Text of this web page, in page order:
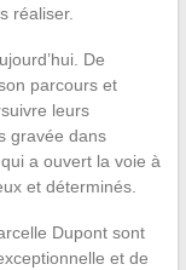
réaliser.
De
parcours et
leurs
gravée dans
a ouvert la voie à
et déterminés.
Dupont sont
et de